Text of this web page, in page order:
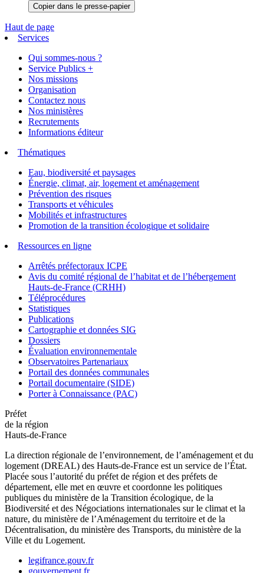
Copier dans le presse-papier
Haut de page
Services
Qui sommes-nous ?
Service Publics +
Nos missions
Organisation
Contactez nous
Nos ministères
Recrutements
Informations éditeur
Thématiques
Eau, biodiversité et paysages
Énergie, climat, air, logement et aménagement
Prévention des risques
Transports et véhicules
Mobilités et infrastructures
Promotion de la transition écologique et solidaire
Ressources en ligne
Arrêtés préfectoraux ICPE
Avis du comité régional de l’habitat et de l’hébergement
Hauts-de-France (CRHH)
Téléprocédures
Statistiques
Publications
Cartographie et données SIG
Dossiers
Évaluation environnementale
Observatoires Partenariaux
Portail des données communales
Portail documentaire (SIDE)
Porter à Connaissance (PAC)
Préfet
de la région
Hauts-de-France
La direction régionale de l’environnement, de l’aménagement et du
logement (DREAL) des Hauts-de-France est un service de l’État.
Placée sous l’autorité du préfet de région et des préfets de
département, elle met en œuvre et coordonne les politiques
publiques du ministère de la Transition écologique, de la
Biodiversité et des Négociations internationales sur le climat et la
nature, du ministère de l’Aménagement du territoire et de la
Décentralisation, du ministère des Transports, du ministère de la
Ville et du Logement.
legifrance.gouv.fr
gouvernement.fr